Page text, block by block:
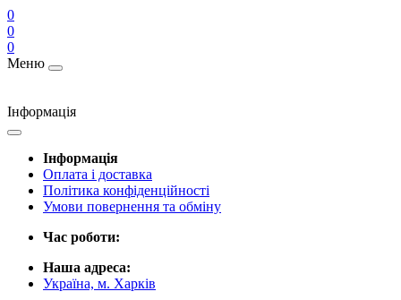
0
0
0
Меню
Інформація
Інформація
Оплата і доставка
Політика конфіденційності
Умови повернення та обміну
Час роботи:
Наша адреса:
Україна, м. Харків